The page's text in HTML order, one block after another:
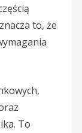
to, że
To